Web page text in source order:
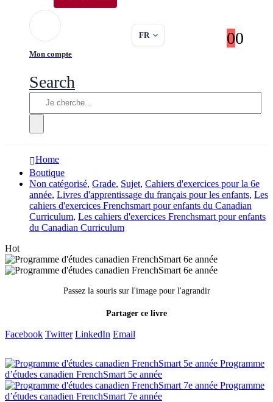
Mon compte
FR 00
Search
Home
Boutique
Non catégorisé, Grade, Sujet, Cahiers d'exercices pour la 6e
année, Livres d'apprentissage du français pour les enfants, Les
cahiers d'exercices Frenchsmart pour enfants du Canadian
Curriculum, Les cahiers d'exercices Frenchsmart pour enfants
du Canadian Curriculum
Hot
Passez la souris sur l'image pour l'agrandir
Partager ce livre
Facebook Twitter LinkedIn Email
Programme
d’études canadien FrenchSmart 5e année
Programme
d’études canadien FrenchSmart 7e année